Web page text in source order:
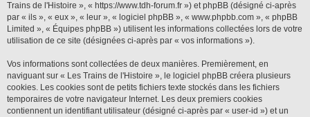
Trains de l'Histoire », « https://www.tdh-forum.fr ») et phpBB (désigné ci-après
par « ils », « eux », « leur », « logiciel phpBB », « www.phpbb.com », « phpBB
Limited », « Équipes phpBB ») utilisent les informations collectées lors de votre
utilisation de ce site (désignées ci-après par « vos informations »).
Vos informations sont collectées de deux manières. Premièrement, en
naviguant sur « Les Trains de l'Histoire », le logiciel phpBB créera plusieurs
cookies. Les cookies sont de petits fichiers texte stockés dans les fichiers
temporaires de votre navigateur Internet. Les deux premiers cookies
contiennent un identifiant utilisateur (désigné ci-après par « user-id ») et un